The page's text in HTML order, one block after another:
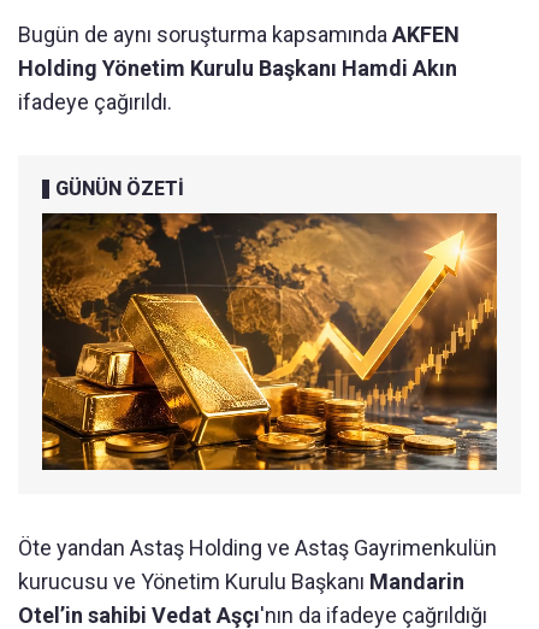
Bugün de aynı soruşturma kapsamında AKFEN
Holding Yönetim Kurulu Başkanı Hamdi Akın
ifadeye çağırıldı.
GÜNÜN ÖZETİ
Öte yandan Astaş Holding ve Astaş Gayrimenkulün
kurucusu ve Yönetim Kurulu Başkanı Mandarin
Otel’in sahibi Vedat Aşçı'nın da ifadeye çağrıldığı